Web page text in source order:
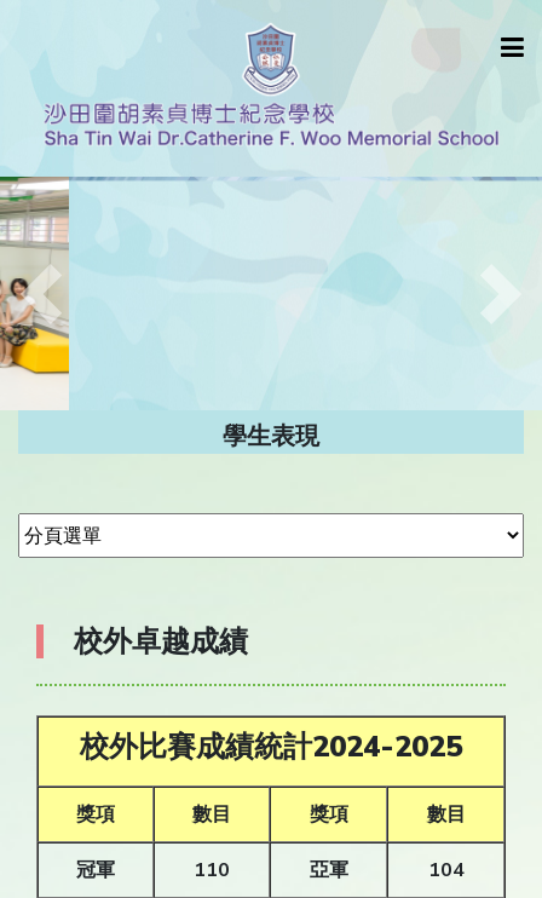
Previous Next
學生表現
校外卓越成績
校外比賽成績統計2024-2025
獎項 數目 獎項 數目
冠軍 110 亞軍 104